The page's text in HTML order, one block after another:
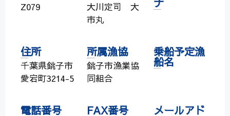
Z079
大川定司 大
市丸
住所
千葉県銚子市
愛宕町3214-5
所属漁協
銚子市漁業協
同組合
乗船予定漁
船名
電話番号 FAX番号 メールアド